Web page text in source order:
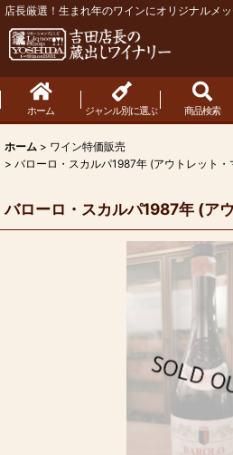
店長厳選！生まれ年のワインにオリジナルメ
ホーム ジャンル別に選ぶ 商品検索
ホーム > ワイン特価販売
> バローロ・スカルパ1987年 (アウトレット・
バローロ・スカルパ1987年 (ア